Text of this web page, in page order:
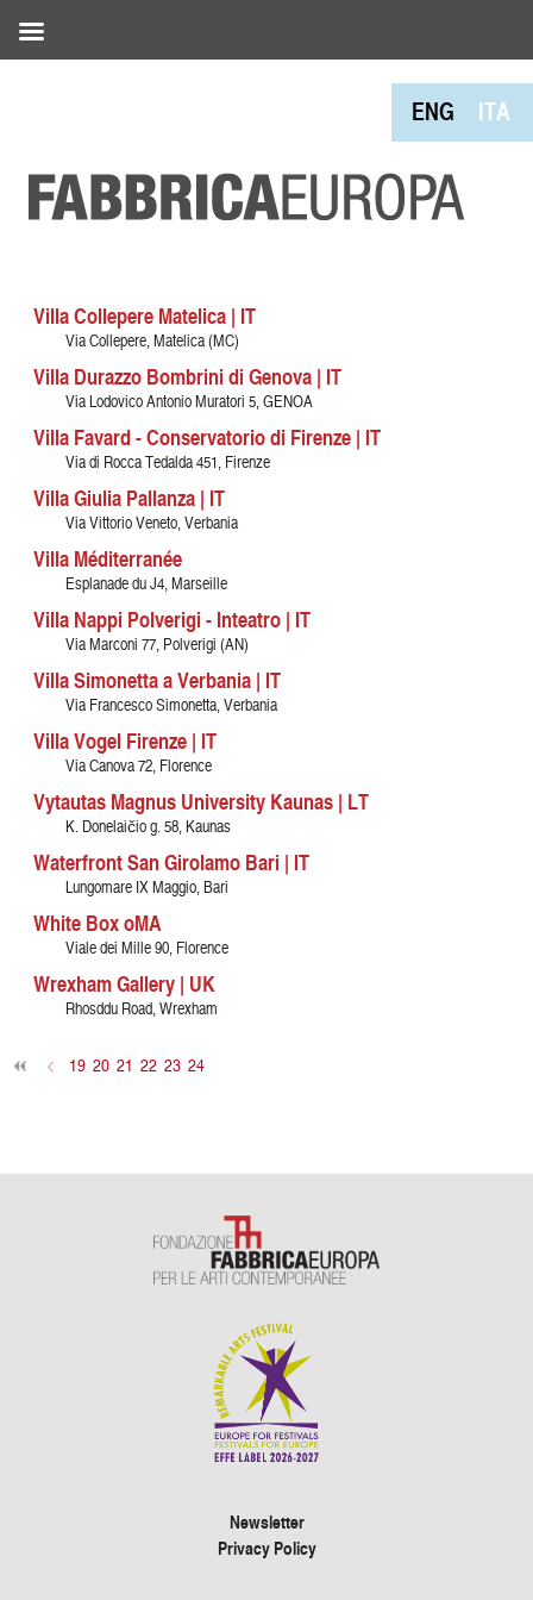
ENG ITA
Villa Collepere Matelica | IT
Via Collepere, Matelica (MC)
Villa Durazzo Bombrini di Genova | IT
Via Lodovico Antonio Muratori 5, GENOA
Villa Favard - Conservatorio di Firenze | IT
Via di Rocca Tedalda 451, Firenze
Villa Giulia Pallanza | IT
Via Vittorio Veneto, Verbania
Villa Méditerranée
Esplanade du J4, Marseille
Villa Nappi Polverigi - Inteatro | IT
Via Marconi 77, Polverigi (AN)
Villa Simonetta a Verbania | IT
Via Francesco Simonetta, Verbania
Villa Vogel Firenze | IT
Via Canova 72, Florence
Vytautas Magnus University Kaunas | LT
K. Donelaičio g. 58, Kaunas
Waterfront San Girolamo Bari | IT
Lungomare IX Maggio, Bari
White Box oMA
Viale dei Mille 90, Florence
Wrexham Gallery | UK
Rhosddu Road, Wrexham
< 19 20 21 22 23 24
Newsletter
Privacy Policy